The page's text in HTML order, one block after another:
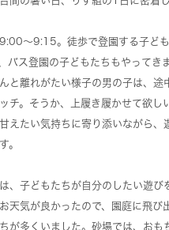
～9:15。徒歩で登園する子ど
バス登園の子どもたちもやってきま
と離れがたい様子の男の子は、途
ッチ。そうか、上履き履かせて欲し
えたい気持ちに寄り添いながら、
。
、子どもたちが自分のしたい遊び
天気が良かったので、園庭に飛び
が多くいました。砂場では、おも